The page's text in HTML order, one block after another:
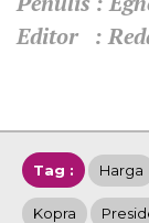
Editor :
Tag : Harga
Kopra